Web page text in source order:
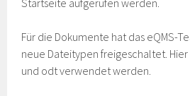
Für die Dokumente hat das eQMS-
neue Dateitypen freigeschaltet.
und odt verwendet werden.